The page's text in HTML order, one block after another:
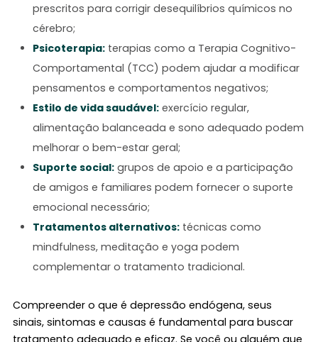
prescritos para corrigir desequilíbrios químicos no
cérebro;
Psicoterapia: terapias como a Terapia Cognitivo-
Comportamental (TCC) podem ajudar a modificar
pensamentos e comportamentos negativos;
Estilo de vida saudável: exercício regular,
alimentação balanceada e sono adequado podem
melhorar o bem-estar geral;
Suporte social: grupos de apoio e a participação
de amigos e familiares podem fornecer o suporte
emocional necessário;
Tratamentos alternativos: técnicas como
mindfulness, meditação e yoga podem
complementar o tratamento tradicional.
Compreender o que é depressão endógena, seus
sinais, sintomas e causas é fundamental para buscar
tratamento adequado e eficaz. Se você ou alguém que